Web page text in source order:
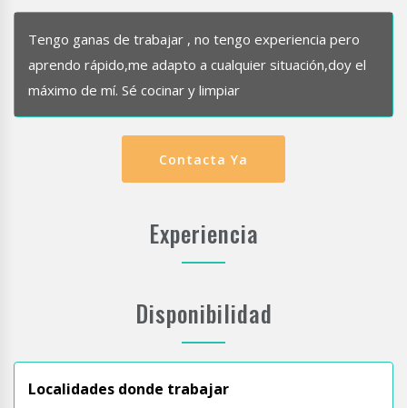
Tengo ganas de trabajar , no tengo experiencia pero
aprendo rápido,me adapto a cualquier situación,doy el
máximo de mí. Sé cocinar y limpiar
Contacta Ya
Experiencia
Disponibilidad
Localidades donde trabajar